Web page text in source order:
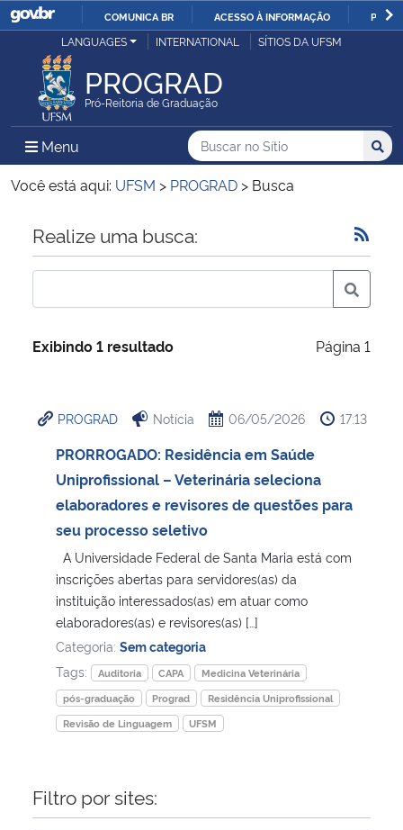
IR
O
COMUNICA BR ACESSO À INFORMAÇÃO
Ministério da Justiça e Segurança Pública
Ministério da Defesa
Ministério das Relações Exteriores
Ministério da Economia
Ministério da Infraestrutura
Ministério da Cidadania
Ministério de Minas e Energia
Ministério da Ciência, Tecnologia, Inovações e Comunicações
Ministério do Meio Ambiente
Ministério do Turismo
Ministério do Desenvolvimento Regional
Ministério da Mulher, da Família e dos Direitos Humanos
LANGUAGES INTERNATIONAL SÍTIOS DA UFSM
PROGRAD
Pró-Reitoria de Graduação
Menu Menu Principal do Sítio
Busca
Buscar no no Sítio
Busca:
Você está aqui: UFSM > PROGRAD > Busca
Início do conteúdo
Realize uma busca:
Exibindo 1 resultado Página 1
PROGRAD Notícia 06/05/2026 17:13
PRORROGADO: Residência em Saúde
Uniprofissional – Veterinária seleciona
elaboradores e revisores de questões para
seu processo seletivo
A Universidade Federal de Santa Maria está com
inscrições abertas para servidores(as) da
instituição interessados(as) em atuar como
elaboradores(as) e revisores(as) […]
Categoria: Sem categoria
Tags:
Auditoria CAPA
Medicina Veterinária
pós-graduação
Prograd
Residência Uniprofissional
Revisão de Linguagem
UFSM
Filtro por sites: